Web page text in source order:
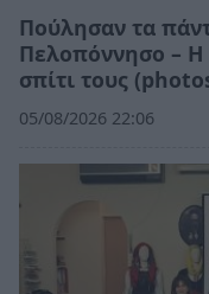
Πούλησαν τα
Πελοπόννησο – Η
σπίτι τους
05/08/2026 22:06